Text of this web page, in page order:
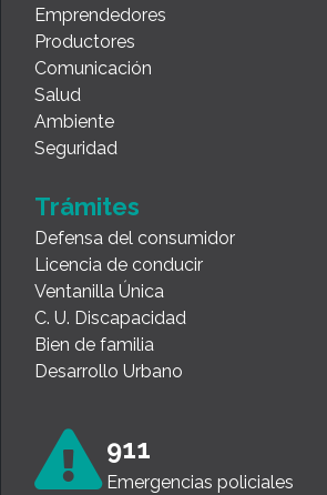
Emprendedores
Productores
Comunicación
Salud
Ambiente
Seguridad
Trámites
Defensa del consumidor
Licencia de conducir
Ventanilla Única
C. U. Discapacidad
Bien de familia
Desarrollo Urbano
911
Emergencias policiales